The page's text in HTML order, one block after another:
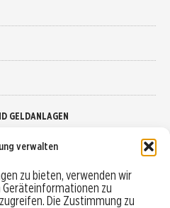
verwalten
zu bieten, verwenden wir
Geräteinformationen zu
Die Zustimmung zu
GELDANLAGEN